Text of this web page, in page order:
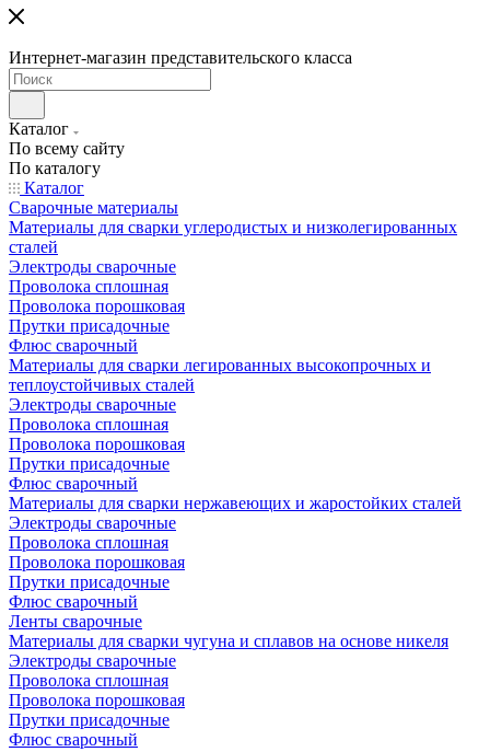
Интернет-магазин представительского класса
Каталог
По всему сайту
По каталогу
Каталог
Сварочные материалы
Материалы для сварки углеродистых и низколегированных
сталей
Электроды сварочные
Проволока сплошная
Проволока порошковая
Прутки присадочные
Флюс сварочный
Материалы для сварки легированных высокопрочных и
теплоустойчивых сталей
Электроды сварочные
Проволока сплошная
Проволока порошковая
Прутки присадочные
Флюс сварочный
Материалы для сварки нержавеющих и жаростойких сталей
Электроды сварочные
Проволока сплошная
Проволока порошковая
Прутки присадочные
Флюс сварочный
Ленты сварочные
Материалы для сварки чугуна и сплавов на основе никеля
Электроды сварочные
Проволока сплошная
Проволока порошковая
Прутки присадочные
Флюс сварочный